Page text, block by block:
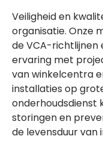
Veiligheid en
organisatie. Onze
de VCA-richtlijnen
ervaring met
van winkelcentra
installaties op
onderhoudsdienst
storingen en
de levensduur van